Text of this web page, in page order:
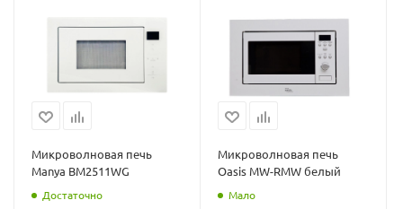
Микроволновая печь
Manya BM2511WG
Достаточно
Микроволновая печь
Oasis MW-RMW белый
Мало